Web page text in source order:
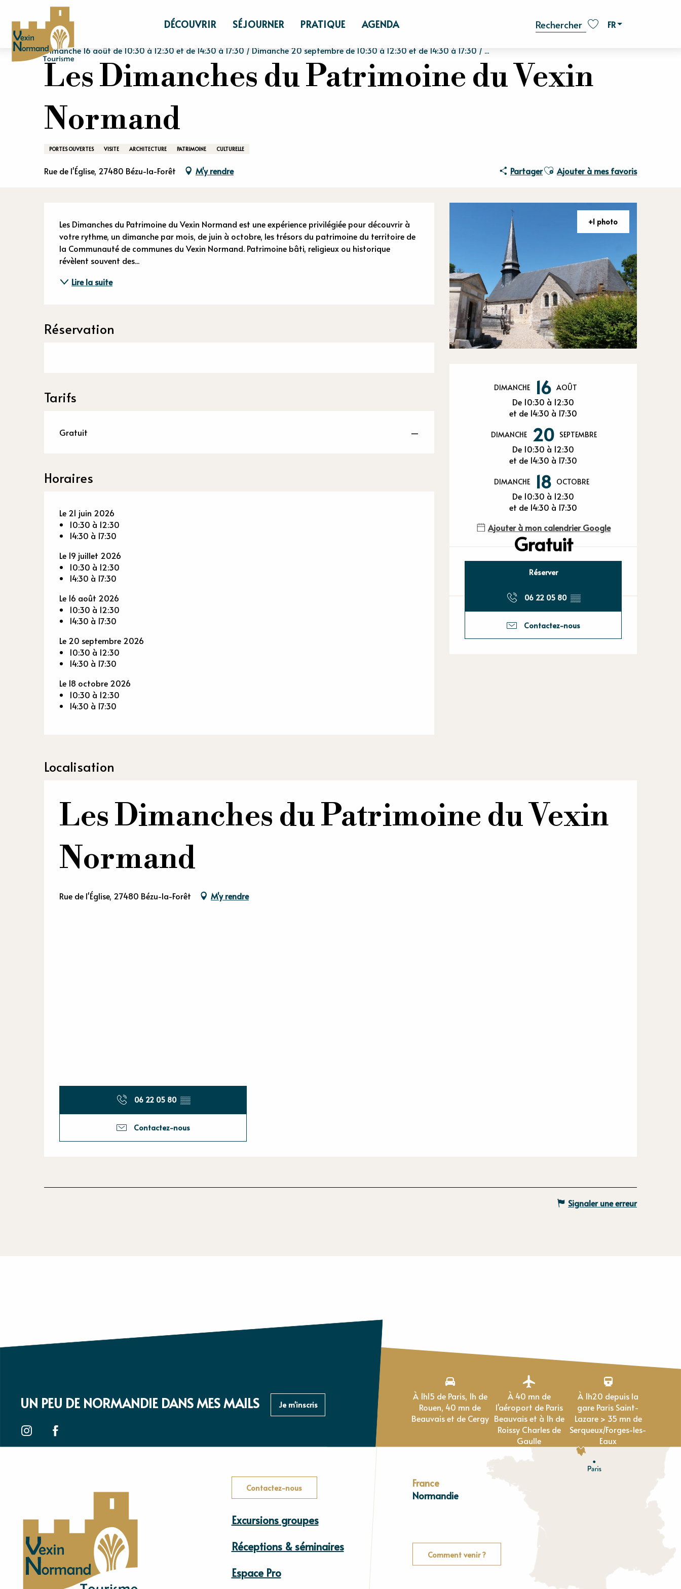
contenu
principal
Recherche
FR
DÉCOUVRIR SÉJOURNER PRATIQUE AGENDA
Accueil Les Dimanches du Patrimoine du Vexin Normand
Dimanche 16 août de 10:30 à 12:30 et de 14:30 à 17:30 / Dimanche 20 septembre de 10:30 à 12:30 et de 14:30 à 17:30 / ...
Les Dimanches du Patrimoine du Vexin
Normand
PORTES OUVERTES VISITE ARCHITECTURE PATRIMOINE CULTURELLE
Rue de l'Église, 27480 Bézu-la-Forêt M'y rendre PartagerAjouter aux favoris
Ajouter à mes favoris
+1 photo
Ouverture
DIMANCHE 16 AOÛT
De 10:30 à 12:30
et de 14:30 à 17:30
DIMANCHE 20 SEPTEMBRE
De 10:30 à 12:30
et de 14:30 à 17:30
DIMANCHE 18 OCTOBRE
De 10:30 à 12:30
et de 14:30 à 17:30
Ajouter à mon calendrier Google
Gratuit
Réserver
06 22 05 80 ▒▒
Contactez-nous
Description
Les Dimanches du Patrimoine du Vexin Normand est une expérience privilégiée pour découvrir à
votre rythme, un dimanche par mois, de juin à octobre, les trésors du patrimoine du territoire de
la Communauté de communes du Vexin Normand. Patrimoine bâti, religieux ou historique
révèlent souvent des...
Lire la suite
Réservation
Tarifs
Gratuit —
Horaires
Le 21 juin 2026
10:30 à 12:30
14:30 à 17:30
Le 19 juillet 2026
10:30 à 12:30
14:30 à 17:30
Le 16 août 2026
10:30 à 12:30
14:30 à 17:30
Le 20 septembre 2026
10:30 à 12:30
14:30 à 17:30
Le 18 octobre 2026
10:30 à 12:30
14:30 à 17:30
Localisation
Les Dimanches du Patrimoine du Vexin
Normand
Rue de l'Église, 27480 Bézu-la-Forêt M'y rendre
06 22 05 80 ▒▒
Contactez-nous
Signaler une erreur
UN PEU DE NORMANDIE DANS MES MAILS Je m'inscris
À 1h15 de Paris, 1h de
Rouen, 40 mn de
Beauvais et de Cergy
À 40 mn de
l'aéroport de Paris
Beauvais et à 1h de
Roissy Charles de
Gaulle
À 1h20 depuis la
gare Paris Saint-
Lazare > 35 mn de
Serqueux/Forges-les-
Eaux
Contactez-nous
Excursions groupes
Réceptions & séminaires
Espace Pro
France
Normandie
Comment venir ?